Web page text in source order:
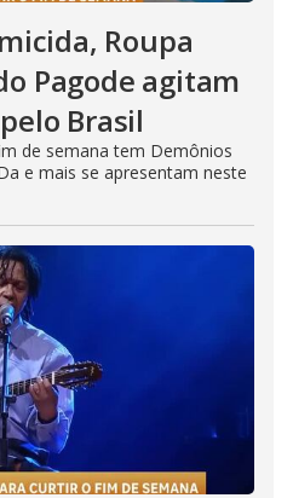
Roupa
Pagode agitam
Brasil
de semana tem Demônios
e mais se apresentam neste